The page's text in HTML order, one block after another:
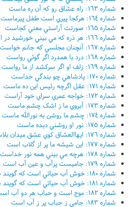
شماره ١٦٣: راه عشاق رو که آن ره ماست
شماره ١٦٤: هرکجا پيري است طفل پيرماست
شماره ١٦٥: صورتت آراستي معني کجاست
شماره ١٦٦: هر ذره که مي بيني خورشيد در او پيداست
شماره ١٦٧: آنچنان مجلسي که جانم خواست
شماره ١٦٨: درد با همدرد اگر گوئي رواست
شماره ١٦٩: زلف او اگر سرکشد از ما رواست
شماره ١٧٠: پادشاهي چو بندگي خداست
شماره ١٧١: عقل اگرچه رئيس اين ده ماست
شماره ١٧٢: خواجه عمري سراي خود آراست
شماره ١٧٣: آبروي ما ز اشک چشم ماست
شماره ١٧٤: چشم ما روشن به نورالله ماست
شماره ١٧٥: نور او روشني ديده ماست
شماره ١٧٦: ايهاالعشاق کوي عشق ميدان بلاست
شماره ١٧٧: اين شيشه ما پر از گلاب است
شماره ١٧٨: هرچه مي بيني همه نور خداست
شماره ١٧٩: جاميست پرآب و عين آب است
شماره ١٨٠: خوش آب حياتي است که گويند شراب است
شماره ١٨١: خوش آب حياتي است که گويند شراب است
شماره ١٨٢: موج است و حباب هر دو آب است
شماره ١٨٣: جامي ز حباب پر ز آب است